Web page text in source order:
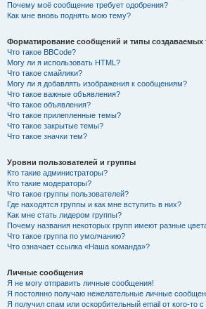
Почему моё сообщение требует одобрения?
Как мне вновь поднять мою тему?
Форматирование сообщений и типы создаваемых
Что такое BBCode?
Могу ли я использовать HTML?
Что такое смайлики?
Могу ли я добавлять изображения к сообщениям?
Что такое важные объявления?
Что такое объявления?
Что такое прилепленные темы?
Что такое закрытые темы?
Что такое значки тем?
Уровни пользователей и группы
Кто такие администраторы?
Кто такие модераторы?
Что такое группы пользователей?
Где находятся группы и как мне вступить в них?
Как мне стать лидером группы?
Почему названия некоторых групп имеют разные
Что такое группа по умолчанию?
Что означает ссылка «Наша команда»?
Личные сообщения
Я не могу отправить личные сообщения!
Я постоянно получаю нежелательные личные
Я получил спам или оскорбительный email от кого-то